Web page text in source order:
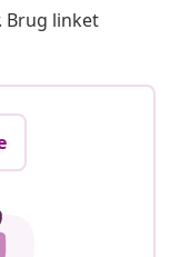
Brug linket